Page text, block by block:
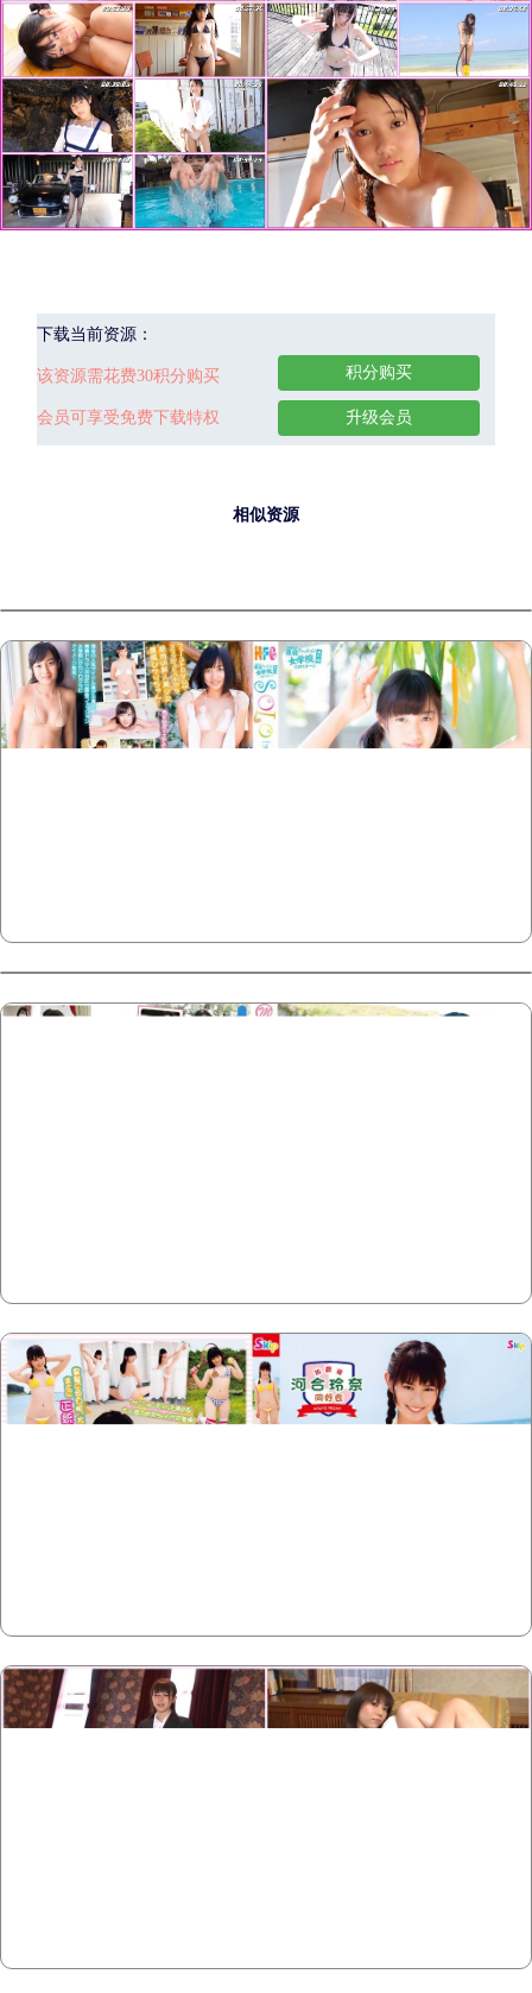
下载当前资源：
该资源需花费30积分购买
会员可享受免费下载特权
积分购买
升级会员
相似资源